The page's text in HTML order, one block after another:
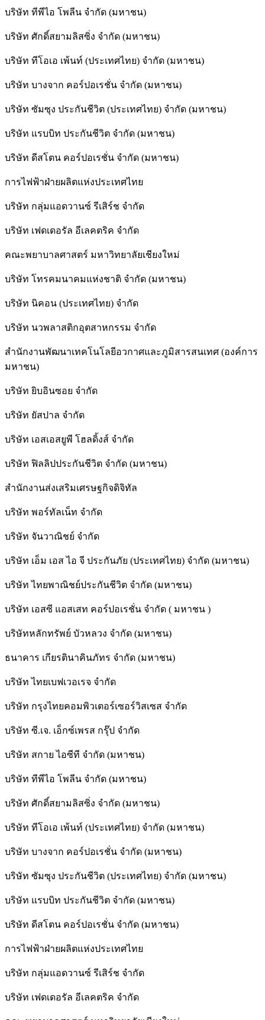
บริษัท ทีพีไอ โพลีน จำกัด (มหาชน)
บริษัท ศักดิ์สยามลิสซิ่ง จำกัด (มหาชน)
บริษัท ทีโอเอ เพ้นท์ (ประเทศไทย) จำกัด (มหาชน)
บริษัท บางจาก คอร์ปอเรชั่น จำกัด (มหาชน)
บริษัท ซัมซุง ประกันชีวิต (ประเทศไทย) จำกัด (มหาชน)
บริษัท แรบบิท ประกันชีวิต จำกัด (มหาชน)
บริษัท ดีสโตน คอร์ปอเรชั่น จำกัด (มหาชน)
การไฟฟ้าฝ่ายผลิตแห่งประเทศไทย
บริษัท กลุ่มแอดวานซ์ รีเสิร์ช จำกัด
บริษัท เฟดเดอรัล อีเลคตริค จำกัด
คณะพยาบาลศาสตร์ มหาวิทยาลัยเชียงใหม่
บริษัท โทรคมนาคมแห่งชาติ จำกัด (มหาชน)
บริษัท นิคอน (ประเทศไทย) จำกัด
บริษัท นวพลาสติกอุตสาหกรรม จำกัด
สำนักงานพัฒนาเทคโนโลยีอวกาศและภูมิสารสนเทศ (องค์การ
มหาชน)
บริษัท ยิบอินซอย จำกัด
บริษัท ยัสปาล จำกัด
บริษัท เอสเอสยูพี โฮลดิ้งส์ จำกัด
บริษัท ฟิลลิปประกันชีวิต จำกัด (มหาชน)
สํานักงานส่งเสริมเศรษฐกิจดิจิทัล
บริษัท พอร์ทัลเน็ท จำกัด
บริษัท จันวาณิชย์ จำกัด
บริษัท เอ็ม เอส ไอ จี ประกันภัย (ประเทศไทย) จำกัด (มหาชน)
บริษัท ไทยพาณิชย์ประกันชีวิต จำกัด (มหาชน)
บริษัท เอสซี แอสเสท คอร์ปอเรชั่น จำกัด ( มหาชน )
บริษัทหลักทรัพย์ บัวหลวง จำกัด (มหาชน)
ธนาคาร เกียรตินาคินภัทร จำกัด (มหาชน)
บริษัท ไทยเบฟเวอเรจ จำกัด
บริษัท กรุงไทยคอมพิวเตอร์เซอร์วิสเซส จำกัด
บริษัท ซี.เจ. เอ็กซ์เพรส กรุ๊ป จำกัด
บริษัท สกาย ไอซีที จำกัด (มหาชน)
บริษัท ทีพีไอ โพลีน จำกัด (มหาชน)
บริษัท ศักดิ์สยามลิสซิ่ง จำกัด (มหาชน)
บริษัท ทีโอเอ เพ้นท์ (ประเทศไทย) จำกัด (มหาชน)
บริษัท บางจาก คอร์ปอเรชั่น จำกัด (มหาชน)
บริษัท ซัมซุง ประกันชีวิต (ประเทศไทย) จำกัด (มหาชน)
บริษัท แรบบิท ประกันชีวิต จำกัด (มหาชน)
บริษัท ดีสโตน คอร์ปอเรชั่น จำกัด (มหาชน)
การไฟฟ้าฝ่ายผลิตแห่งประเทศไทย
บริษัท กลุ่มแอดวานซ์ รีเสิร์ช จำกัด
บริษัท เฟดเดอรัล อีเลคตริค จำกัด